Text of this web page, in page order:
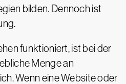
bilden. Dennoch ist
funktioniert, ist bei der
Menge an
Wenn eine Website oder